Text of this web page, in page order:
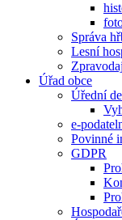
Správa
Lesní
Úřad obce
Úřední
e-
Povinné
GDPR